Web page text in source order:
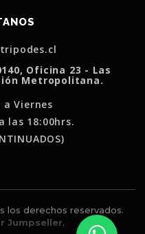
Oficina 23 - Las
Metropolitana.
a Viernes
las 18:00hrs.
los derechos reservados.
Jumpseller.